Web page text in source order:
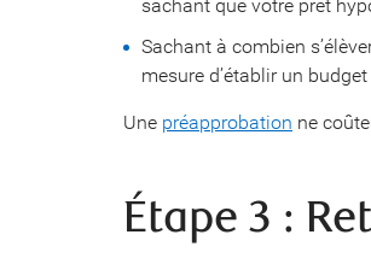
sachant que votre prêt
Sachant à combien
mesure d’établir un
Une préapprobation ne
Étape 3 :